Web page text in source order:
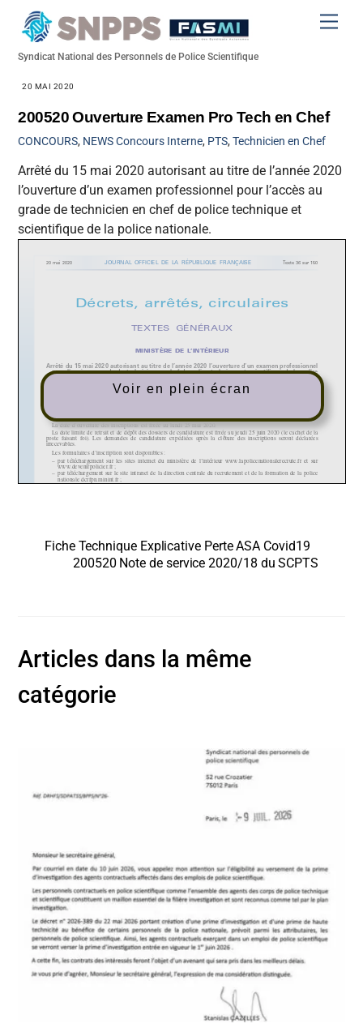
Syndicat National des Personnels de Police Scientifique
20 MAI 2020
200520 Ouverture Examen Pro Tech en Chef
CONCOURS, NEWS Concours Interne, PTS,Technicien en Chef
Arrêté du 15 mai 2020 autorisant au titre de l’année 2020
l’ouverture d’un examen professionnel pour l’accès au
grade de technicien en chef de police technique et
scientifique de la police nationale.
Voir en plein écran
Fiche Technique Explicative Perte ASA Covid19
200520 Note de service 2020/18 du SCPTS
Articles dans la même
catégorie